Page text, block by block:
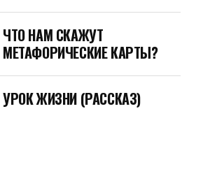
ЧТО НАМ СКАЖУТ
МЕТАФОРИЧЕСКИЕ КАРТЫ?
УРОК ЖИЗНИ (РАССКАЗ)